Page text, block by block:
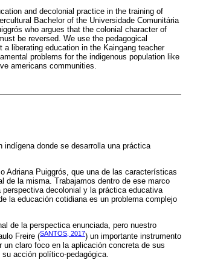
and decolonial practice in the training of
Bachelor of the Universidade Comunitária
who argues that the colonial character of
be reversed. We use the pedagogical
liberating education in the Kaingang teacher
problems for the indigenous population like
americans communities.
donde se desarrolla una práctica
Adriana Puiggrós, que una de las características
de la misma. Trabajamos dentro de ese marco
decolonial y la práctica educativa
la educación cotidiana es un problema complejo
de la perspectica enunciada, pero nuestro
Freire (SANTOS, 2017) un importante instrumento
claro foco en la aplicación concreta de sus
acción político-pedagógica.